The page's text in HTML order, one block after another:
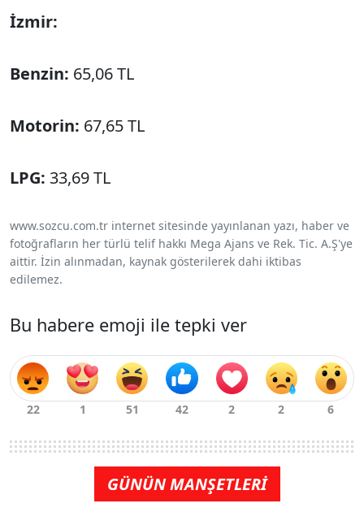
İzmir:
Benzin: 65,06 TL
Motorin: 67,65 TL
LPG: 33,69 TL
www.sozcu.com.tr internet sitesinde yayınlanan yazı, haber ve
fotoğrafların her türlü telif hakkı Mega Ajans ve Rek. Tic. A.Ş'ye
aittir. İzin alınmadan, kaynak gösterilerek dahi iktibas
edilemez.
Bu habere emoji ile tepki ver
GÜNÜN MANŞETLERİ